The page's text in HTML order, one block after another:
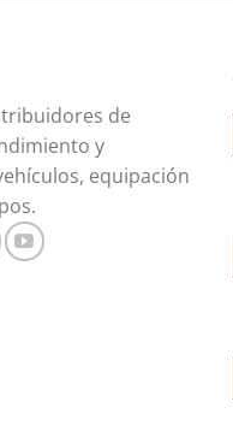
de
y
equipación